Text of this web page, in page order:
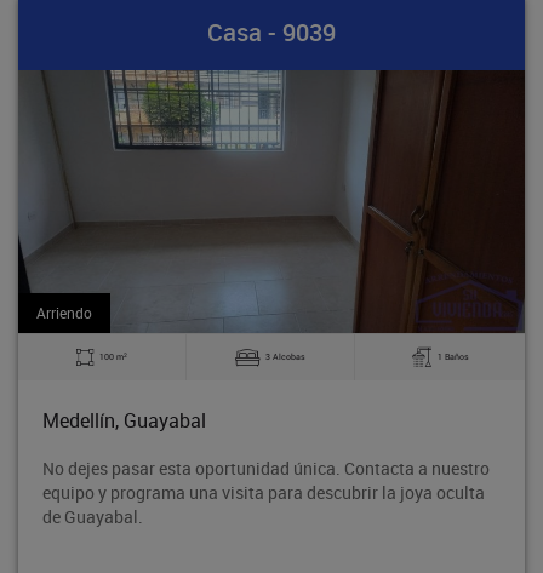
3 Alcobas 1 Baños
única. Contacta a nuestro
visita para descubrir la joya oculta
Arriendo
140 m
Bodega en tercer
Rodeo entre la